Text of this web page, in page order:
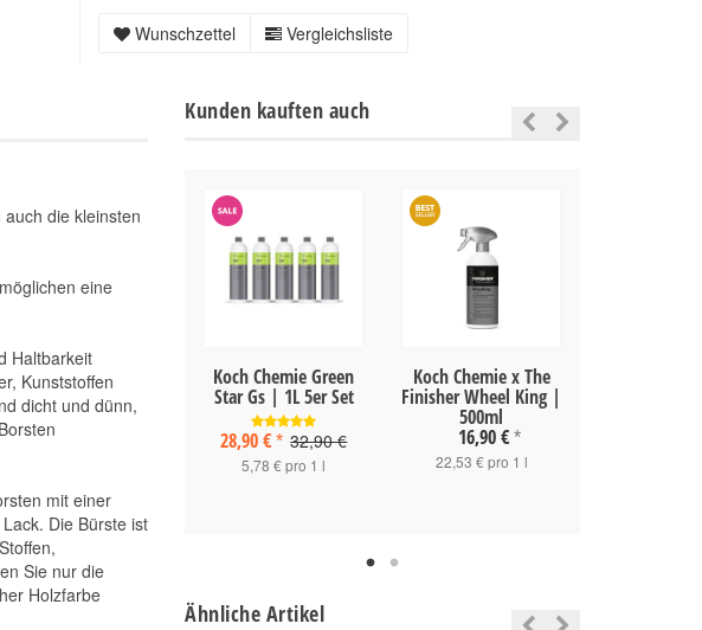
Wunschzettel Vergleichsliste
die kleinsten
eine
Haltbarkeit
Kunststoffen
dicht und dünn,
mit einer
Die Bürste ist
Sie nur die
Holzfarbe
Kunden kauften auch
Koch Chemie Finish
Spray Exterior 1L
Koch Chemie Green
Star Gs | 1L 5er Set
28,90 € * 32,90 €
5,78 € pro 1 l
Koch Chemie x The
Finisher Wheel King |
500ml
16,90 € *
22,53 € pro 1 l
Ähnliche Artikel